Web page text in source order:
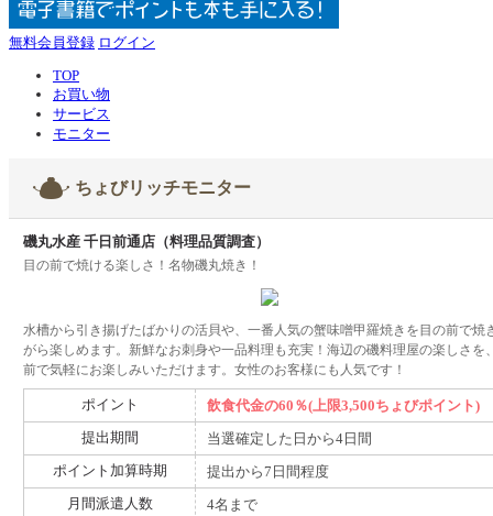
無料会員登録 ログイン
TOP
お買い物
サービス
モニター
ちょびリッチモニター
磯丸水産 千日前通店（料理品質調査）
目の前で焼ける楽しさ！名物磯丸焼き！
水槽から引き揚げたばかりの活貝や、一番人気の蟹味噌甲羅焼きを目の前で焼
がら楽しめます。新鮮なお刺身や一品料理も充実！海辺の磯料理屋の楽しさを
前で気軽にお楽しみいただけます。女性のお客様にも人気です！
ポイント
飲食代金の60％(上限3,500ちょびポイント)
提出期間
当選確定した日から4日間
ポイント加算時期
提出から7日間程度
月間派遣人数
4名まで